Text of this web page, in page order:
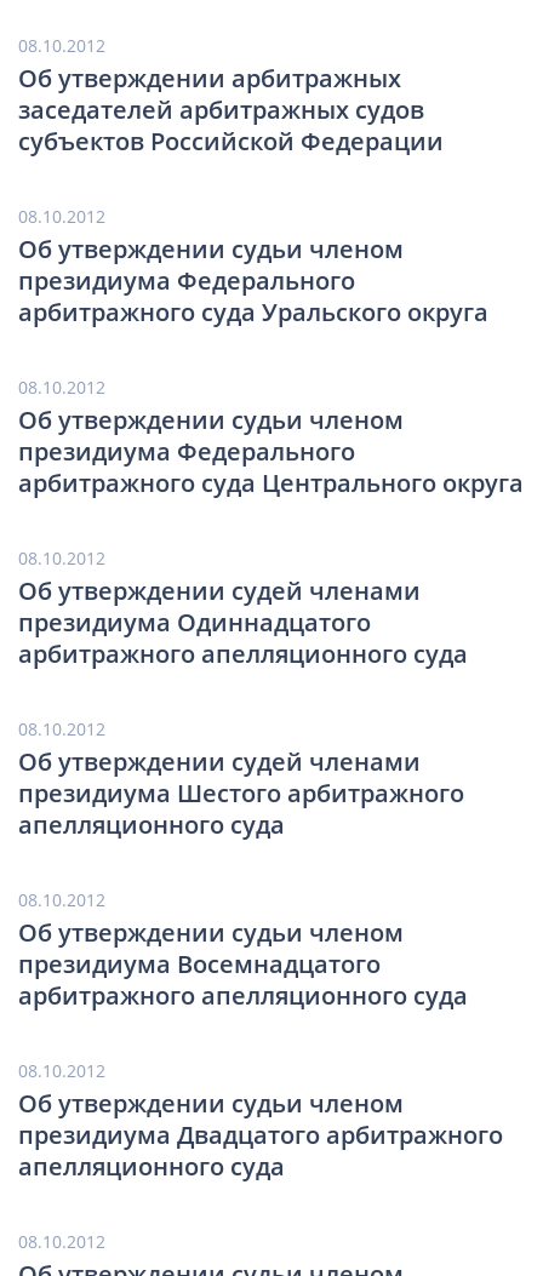
08.10.2012
Об утверждении арбитражных
заседателей арбитражных судов
субъектов Российской Федерации
08.10.2012
Об утверждении судьи членом
президиума Федерального
арбитражного суда Уральского округа
08.10.2012
Об утверждении судьи членом
президиума Федерального
арбитражного суда Центрального округа
08.10.2012
Об утверждении судей членами
президиума Одиннадцатого
арбитражного апелляционного суда
08.10.2012
Об утверждении судей членами
президиума Шестого арбитражного
апелляционного суда
08.10.2012
Об утверждении судьи членом
президиума Восемнадцатого
арбитражного апелляционного суда
08.10.2012
Об утверждении судьи членом
президиума Двадцатого арбитражного
апелляционного суда
08.10.2012